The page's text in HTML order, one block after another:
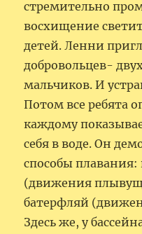
стремительно
восхищение
детей. Ленни
добровольцев-
мальчиков. И
Потом все ребята
каждому
себя в воде. Он
способы плавания:
(движения
батерфляй
Здесь же, у